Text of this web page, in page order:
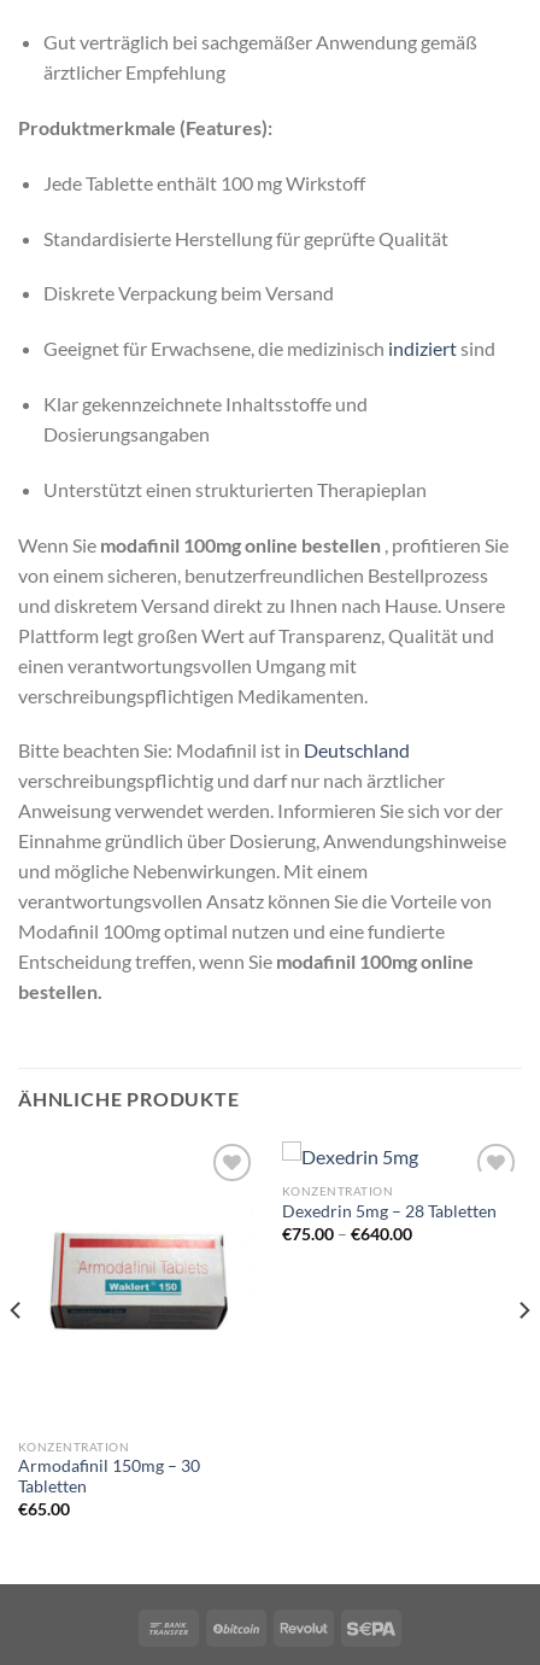
Gut verträglich bei sachgemäßer Anwendung gemäß
ärztlicher Empfehlung
Produktmerkmale (Features):
Jede Tablette enthält 100 mg Wirkstoff
Standardisierte Herstellung für geprüfte Qualität
Diskrete Verpackung beim Versand
Geeignet für Erwachsene, die medizinisch indiziertsind
Klar gekennzeichnete Inhaltsstoffe und
Dosierungsangaben
Unterstützt einen strukturierten Therapieplan
Wenn Sie modafinil 100mg online bestellen , profitieren Sie
von einem sicheren, benutzerfreundlichen Bestellprozess
und diskretem Versand direkt zu Ihnen nach Hause. Unsere
Plattform legt großen Wert auf Transparenz, Qualität und
einen verantwortungsvollen Umgang mit
verschreibungspflichtigen Medikamenten.
Bitte beachten Sie: Modafinil ist in Deutschland
verschreibungspflichtig und darf nur nach ärztlicher
Anweisung verwendet werden. Informieren Sie sich vor der
Einnahme gründlich über Dosierung, Anwendungshinweise
und mögliche Nebenwirkungen. Mit einem
verantwortungsvollen Ansatz können Sie die Vorteile von
Modafinil 100mg optimal nutzen und eine fundierte
Entscheidung treffen, wenn Sie modafinil 100mg online
bestellen.
ÄHNLICHE PRODUKTE
KONZENTRATION
Armodafinil 150mg – 30
Tabletten
€65.00
KONZENTRATION
Dexedrin 5mg – 28 Tabletten
€75.00 – €640.00Preisspanne: